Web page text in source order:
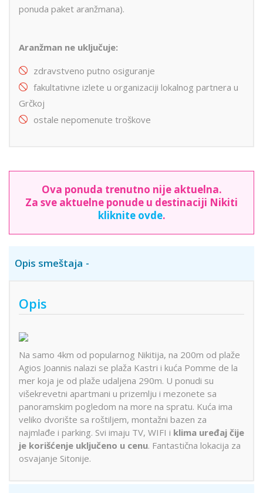
ponuda paket aranžmana).
Aranžman ne uključuje:
zdravstveno putno osiguranje
fakultativne izlete u organizaciji lokalnog partnera u
Grčkoj
ostale nepomenute troškove
Ova ponuda trenutno nije aktuelna.
Za sve aktuelne ponude u destinaciji Nikiti
kliknite ovde.
Opis smeštaja
Opis
Na samo 4km od popularnog Nikitija, na 200m od plaže
Agios Joannis nalazi se plaža Kastri i kuća Pomme de la
mer koja je od plaže udaljena 290m. U ponudi su
višekrevetni apartmani u prizemlju i mezonete sa
panoramskim pogledom na more na spratu. Kuća ima
veliko dvorište sa roštiljem, montažni bazen za
najmlađe i parking. Svi imaju TV, WIFI i klima uređaj čije
je korišćenje uključeno u cenu. Fantastična lokacija za
osvajanje Sitonije.